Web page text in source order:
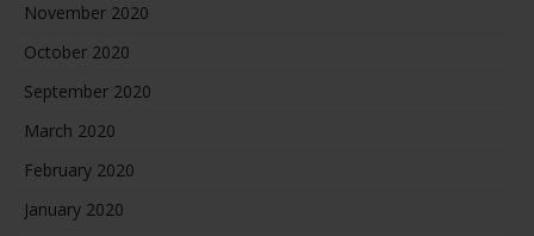
November 2020
October 2020
September 2020
March 2020
February 2020
January 2020